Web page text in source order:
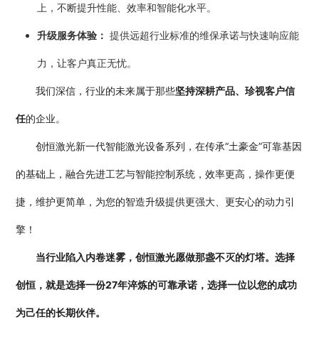
上，不断提升性能、效率和智能化水平。
升级服务体验： 提供远超行业标准的维保承诺与快速响应能
力，让客户真正无忧。
我们深信，行业的未来属于那些坚持深耕产品、珍视客户信
任的企业。
创恒激光新一代智能激光设备系列，在传承“土豪金”可靠基因
的基础上，融合先进工艺与智能控制系统，效率更高，操作更便
捷，维护更简单，为您的智造升级提供更强大、更安心的动力引
擎！
当行业陷入内卷迷雾，创恒激光愿做那盏不灭的灯塔。选择
创恒，就是选择一份27年淬炼的可靠承诺，选择一位以您的成功
为己任的长期伙伴。